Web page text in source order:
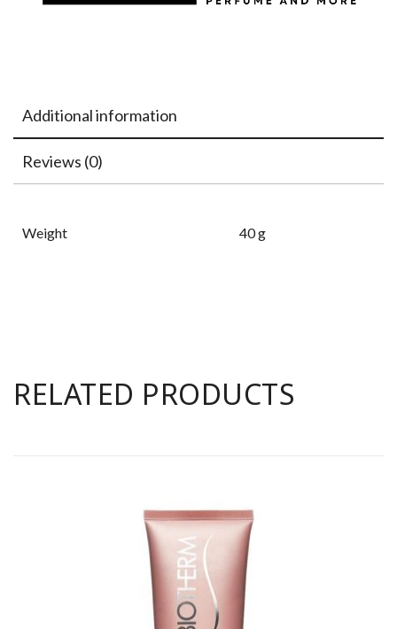
Additional information
Reviews (0)
Weight 40 g
RELATED PRODUCTS